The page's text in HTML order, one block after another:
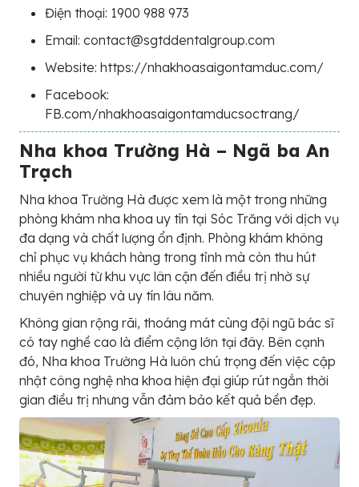
Điện thoại: 1900 988 973
Email: contact@sgtddentalgroup.com
Website: https://nhakhoasaigontamduc.com/
Facebook:
FB.com/nhakhoasaigontamducsoctrang/
Nha khoa Trường Hà – Ngã ba An
Trạch
Nha khoa Trường Hà được xem là một trong những
phòng khám nha khoa uy tín tại Sóc Trăng với dịch vụ
đa dạng và chất lượng ổn định. Phòng khám không
chỉ phục vụ khách hàng trong tỉnh mà còn thu hút
nhiều người từ khu vực lân cận đến điều trị nhờ sự
chuyên nghiệp và uy tín lâu năm.
Không gian rộng rãi, thoáng mát cùng đội ngũ bác sĩ
có tay nghề cao là điểm cộng lớn tại đây. Bên cạnh
đó, Nha khoa Trường Hà luôn chú trọng đến việc cập
nhật công nghệ nha khoa hiện đại giúp rút ngắn thời
gian điều trị nhưng vẫn đảm bảo kết quả bền đẹp.